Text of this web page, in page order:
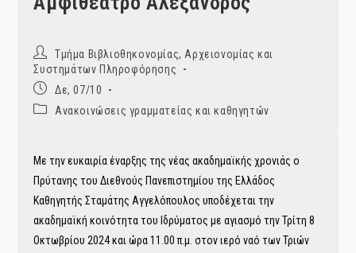
Post
author:
Τμήμα Βιβλιοθηκονομίας, Αρχειονομίας και
Συστημάτων Πληροφόρησης
Post
published:
Δε, 07/10
PostΑνακοινώσεις γραμματείας και καθηγητών
Με την ευκαιρία έναρξης της νέας ακαδημαϊκής χρονιάς ο
Πρύτανης του Διεθνούς Πανεπιστημίου της Ελλάδος
Καθηγητής Σταμάτης Αγγελόπουλος υποδέχεται την
ακαδημαϊκή κοινότητα του Ιδρύματος με αγιασμό την Τρίτη 8
Οκτωβρίου 2024 και ώρα 11.00 π.μ. στον ιερό ναό των Τριών